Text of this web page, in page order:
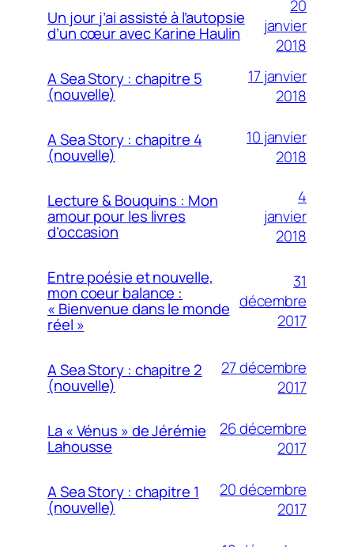
Un jour j’ai assisté à l’autopsie
d’un cœur avec Karine Haulin
20
janvier
2018
A Sea Story : chapitre 5
(nouvelle)
17 janvier
2018
A Sea Story : chapitre 4
(nouvelle)
10 janvier
2018
Lecture & Bouquins : Mon
amour pour les livres
d’occasion
4
janvier
2018
Entre poésie et nouvelle,
mon coeur balance :
« Bienvenue dans le monde
réel »
31
décembre
2017
A Sea Story : chapitre 2
(nouvelle)
27 décembre
2017
La « Vénus » de Jérémie
Lahousse
26 décembre
2017
A Sea Story : chapitre 1
(nouvelle)
20 décembre
2017